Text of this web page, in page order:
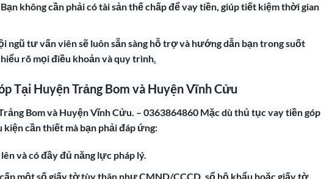
không cần phải có tài sản thế chấp để vay tiền, giúp tiết kiệm thời gian
ngũ tư vấn viên sẽ luôn sẵn sàng hỗ trợ và hướng dẫn bạn trong suốt
rõ mọi điều khoản và quy trình.
Tại Huyện Trảng Bom và Huyện Vĩnh Cửu
Bom và Huyện Vĩnh Cửu. – 0363864860 Mặc dù thủ tục vay tiền góp
cần thiết mà bạn phải đáp ứng:
và có đầy đủ năng lực pháp lý.
một số giấy tờ tùy thân như CMND/CCCD, sổ hộ khẩu hoặc giấy tờ